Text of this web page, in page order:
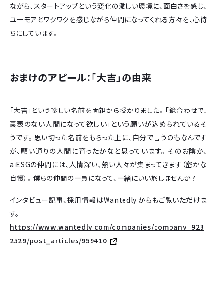
ながら、スタートアップという変化の激しい環境に、面白さを感じ、
ユーモアとワクワクを感じながら仲間になってくれる方々を、心待
ちにしています。
おまけのアピール：「大吉」の由来
「大吉」という珍しい名前を両親から授かりました。 「鏡合わせで、
裏表のない人間になって欲しい」という願いが込められているそ
うです。 思い切った名前をもらった上に、自分で言うのもなんです
が、願い通りの人間に育ったかなと思っています。 そのお陰か、
aiESGの仲間には、人情深い、熱い人々が集まってきます（密かな
自慢）。 僕らの仲間の一員になって、一緒にいい旅しませんか？
インタビュー記事、採用情報はWantedly からもご覧いただけま
す。
https://www.wantedly.com/companies/company_923
2529/post_articles/959410